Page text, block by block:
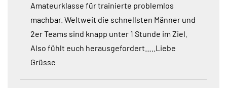
Amateurklasse für trainierte problemlos
machbar. Weltweit die schnellsten Männer und
2er Teams sind knapp unter 1 Stunde im Ziel.
Also fühlt euch herausgefordert…..Liebe
Grüsse